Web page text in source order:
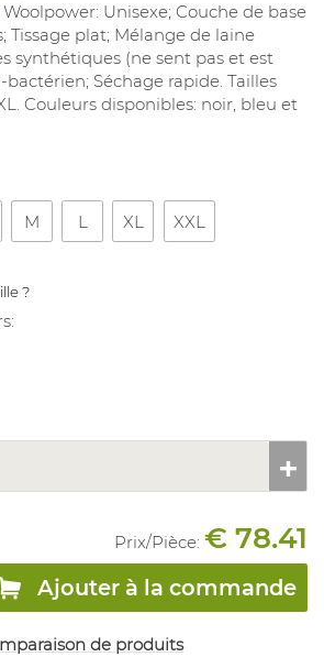
Woolpower: Unisexe; Couche de base
Tissage plat; Mélange de laine
synthétiques (ne sent pas et est
Séchage rapide. Tailles
Couleurs disponibles: noir, bleu et
M L XL XXL
?
Prix/Pièce: € 78.41
Ajouter à la commande
de produits